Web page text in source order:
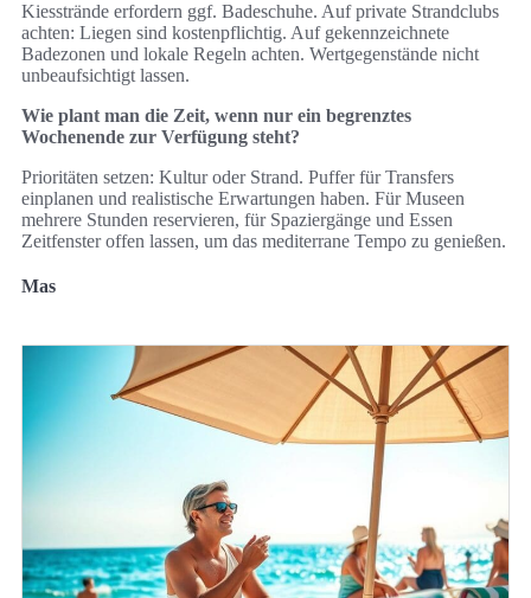
Kiesstrände erfordern ggf. Badeschuhe. Auf private Strandclubs
achten: Liegen sind kostenpflichtig. Auf gekennzeichnete
Badezonen und lokale Regeln achten. Wertgegenstände nicht
unbeaufsichtigt lassen.
Wie plant man die Zeit, wenn nur ein begrenztes
Wochenende zur Verfügung steht?
Prioritäten setzen: Kultur oder Strand. Puffer für Transfers
einplanen und realistische Erwartungen haben. Für Museen
mehrere Stunden reservieren, für Spaziergänge und Essen
Zeitfenster offen lassen, um das mediterrane Tempo zu genießen.
Mas